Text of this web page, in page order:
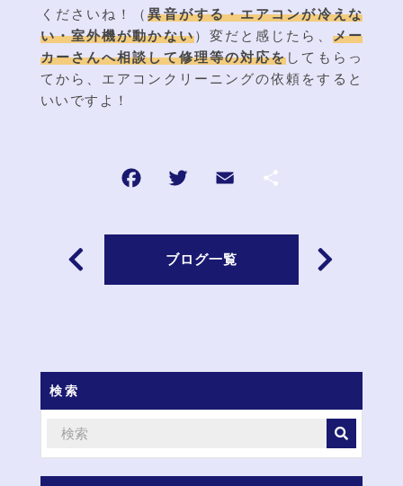
くださいね！（異音がする・エアコンが冷えな
い・室外機が動かない）変だと感じたら、 メー
カーさんへ相談して修理等の対応をしてもらっ
てから、エアコンクリーニングの依頼をすると
いいですよ！
ブログ一覧
検索